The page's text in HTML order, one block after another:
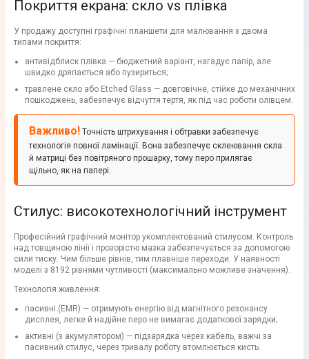
Покриття екрана: скло vs плівка
У продажу доступні графічні планшети для малювання з двома
типами покриття:
антивідблиск плівка — бюджетний варіант, нагадує папір, але
швидко дряпається або пузириться;
травлене скло або Etched Glass — довговічне, стійке до механічних
пошкоджень, забезпечує відчуття тертя, як під час роботи олівцем.
Важливо! Точність штрихування і обтравки забезпечує
технологія повної ламінації. Вона забезпечує склеювання скла
й матриці без повітряного прошарку, тому перо прилягає
щільно, як на папері.
Стилус: високотехнологічний інструмент
Професійний графічний монітор укомплектований стилусом. Контроль
над товщиною лінії і прозорістю мазка забезпечується за допомогою
сили тиску. Чим більше рівнів, тим плавніше переходи. У наявності
моделі з 8192 рівнями чутливості (максимально можливе значення).
Технологія живлення:
пасивні (EMR) — отримують енергію від магнітного резонансу
дисплея, легке й надійне перо не вимагає додаткової зарядки;
активні (з акумулятором) — підзарядка через кабель, важчі за
пасивний стилус, через тривалу роботу втомлюється кисть.